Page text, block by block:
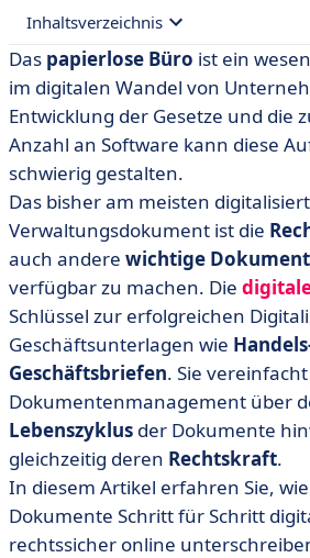
Inhaltsverzeichnis
• Digitalisierung von Dokumenten -
eigentlich?
• Welche Dokumente können
• Das Ziel? Papierlos! -
Digitalisierung
• Dokumente digitalisieren… und
Verwaltung digitaler Dokumente
• Die besten Werkzeuge zum
Archivieren Ihrer Dokumente
• Dokumente digitalisieren und den
wagen
Das papierlose Büro ist ein
im digitalen Wandel von
Entwicklung der Gesetze und die
Anzahl an Software kann diese
schwierig gestalten.
Das bisher am meisten
Verwaltungsdokument ist die
auch andere wichtige
verfügbar zu machen. Die
Schlüssel zur erfolgreichen
Geschäftsunterlagen wie
Geschäftsbriefen. Sie
Dokumentenmanagement über
Lebenszyklus der Dokumente
gleichzeitig deren Rechtskraft.
In diesem Artikel erfahren Sie,
Dokumente Schritt für Schritt
rechtssicher online